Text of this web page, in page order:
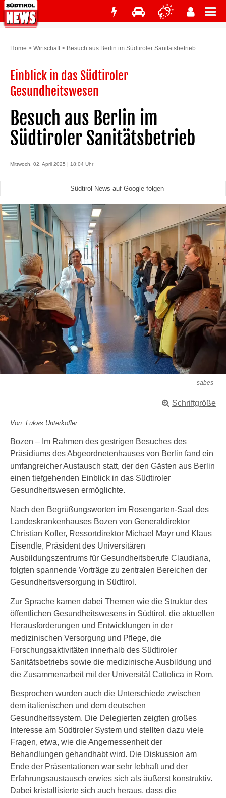
Home > Wirtschaft> Besuch aus Berlin im Südtiroler Sanitätsbetrieb
Einblick in das Südtiroler
Gesundheitswesen
Besuch aus Berlin im
Südtiroler Sanitätsbetrieb
Mittwoch, 02. April 2025 | 18:04 Uhr
Südtirol News auf Google folgen
sabes
Schriftgröße
Von: Lukas Unterkofler
Bozen – Im Rahmen des gestrigen Besuches des
Präsidiums des Abgeordnetenhauses von Berlin fand ein
umfangreicher Austausch statt, der den Gästen aus Berlin
einen tiefgehenden Einblick in das Südtiroler
Gesundheitswesen ermöglichte.
Nach den Begrüßungsworten im Rosengarten-Saal des
Landeskrankenhauses Bozen von Generaldirektor
Christian Kofler, Ressortdirektor Michael Mayr und Klaus
Eisendle, Präsident des Universitären
Ausbildungszentrums für Gesundheitsberufe Claudiana,
folgten spannende Vorträge zu zentralen Bereichen der
Gesundheitsversorgung in Südtirol.
Zur Sprache kamen dabei Themen wie die Struktur des
öffentlichen Gesundheitswesens in Südtirol, die aktuellen
Herausforderungen und Entwicklungen in der
medizinischen Versorgung und Pflege, die
Forschungsaktivitäten innerhalb des Südtiroler
Sanitätsbetriebs sowie die medizinische Ausbildung und
die Zusammenarbeit mit der Universität Cattolica in Rom.
Besprochen wurden auch die Unterschiede zwischen
dem italienischen und dem deutschen
Gesundheitssystem. Die Delegierten zeigten großes
Interesse am Südtiroler System und stellten dazu viele
Fragen, etwa, wie die Angemessenheit der
Behandlungen gehandhabt wird. Die Diskussion am
Ende der Präsentationen war sehr lebhaft und der
Erfahrungsaustausch erwies sich als äußerst konstruktiv.
Dabei kristallisierte sich auch heraus, dass die